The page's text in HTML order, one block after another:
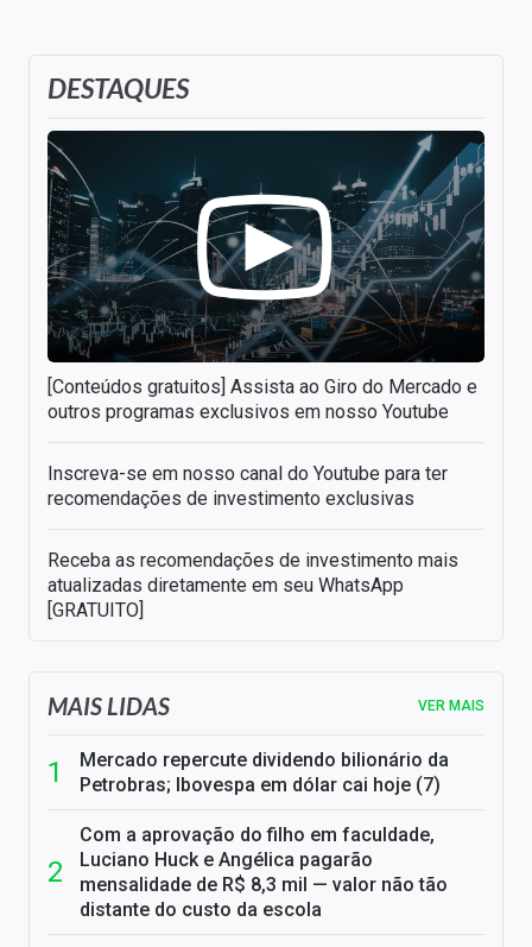
DESTAQUES
[Conteúdos gratuitos] Assista ao Giro do Mercado e
outros programas exclusivos em nosso Youtube
Inscreva-se em nosso canal do Youtube para ter
recomendações de investimento exclusivas
Receba as recomendações de investimento mais
atualizadas diretamente em seu WhatsApp
[GRATUITO]
MAIS LIDAS VER MAIS
Mercado repercute dividendo bilionário da
Petrobras; Ibovespa em dólar cai hoje (7)
Com a aprovação do filho em faculdade,
Luciano Huck e Angélica pagarão
mensalidade de R$ 8,3 mil — valor não tão
distante do custo da escola